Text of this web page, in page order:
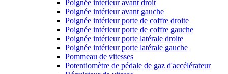
Poignée intérieur avant droit
Poignée intérieur avant gauche
Poignée intérieur porte de coffre droite
Poignée intérieur porte de coffre gauche
Poignée intérieur porte latérale droite
Poignée intérieur porte latérale gauche
Pommeau de vitesses
Potentiomètre de pédale de gaz d'accélérateur